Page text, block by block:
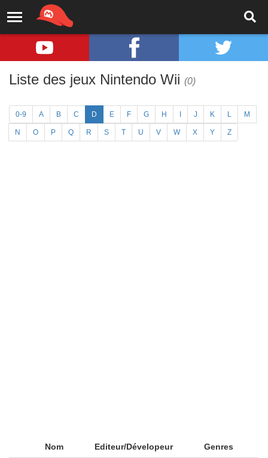
Liste des jeux Nintendo Wii (0)
0-9 A B C D E F G H J K L M
N O P Q R S T U V W X Y Z
Nom Editeur/Dévelopeur Genres